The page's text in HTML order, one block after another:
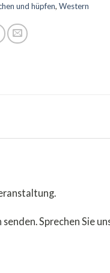
und hüpfen, Western
Sprechen Sie